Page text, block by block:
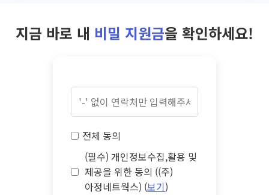
지금 바로 내 비밀 지원금을 확인하세요!
전체 동의
(필수) 개인정보수집,활용 및
제공을 위한 동의 ((주)
아정네트웍스) (보기)